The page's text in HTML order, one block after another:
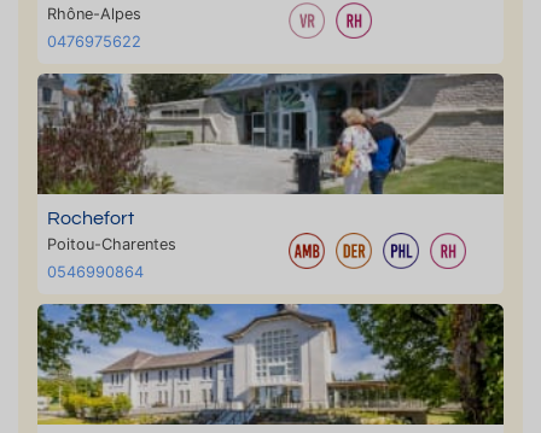
Rhône-Alpes
0476975622
Rochefort
Poitou-Charentes
0546990864